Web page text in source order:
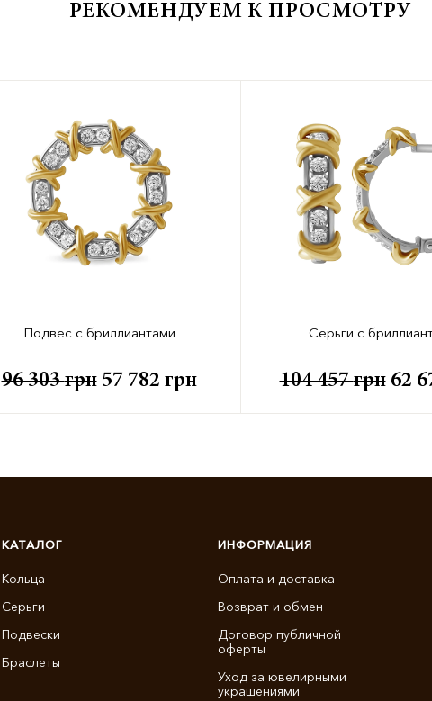
РЕКОМЕНДУЕМ К ПРОСМОТРУ
Подвес с бриллиантами
96 303грн 57 782 грн
Серьги с
104 457грн 62
КАТАЛОГ
Кольца
Серьги
Подвески
Браслеты
ИНФОРМАЦИЯ
Оплата и доставка
Возврат и обмен
Договор публичной
оферты
Уход за ювелирными
украшениями